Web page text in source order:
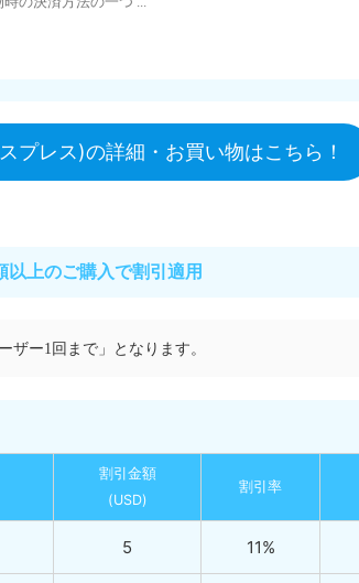
プレス)の詳細・お買い物はこちら！
以上のご購入で割引適用
ザー1回まで」となります。
割引金額
(USD)
割引率
5 11%